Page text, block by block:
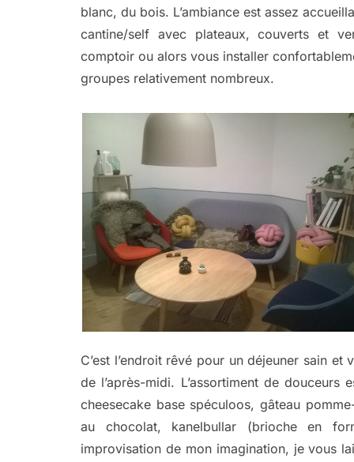
blanc, du bois. L’ambiance est assez
cantine/self avec plateaux, couverts et
comptoir ou alors vous installer
groupes relativement nombreux.
C’est l’endroit rêvé pour un déjeuner sain
de l’après-midi. L’assortiment de
cheesecake base spéculoos, gâteau
au chocolat, kanelbullar (brioche en
improvisation de mon imagination, je vous